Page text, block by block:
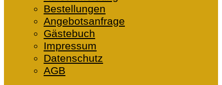
Bestellungen
Angebotsanfrage
Gästebuch
Impressum
Datenschutz
AGB